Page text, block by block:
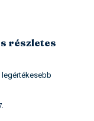
részletes
legértékesebb